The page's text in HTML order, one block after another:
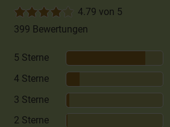
4.79 von 5
399 Bewertungen
5 Sterne
4 Sterne
3 Sterne
2 Sterne